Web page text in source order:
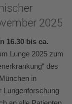
2025
16.30 bis ca.
Lunge 2025 zum
des
in
Lungenforschung